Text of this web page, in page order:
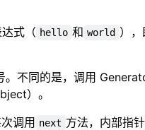
式（ hello 和 world ）
不同的是，调用
）。
调用 next 方法，内部指